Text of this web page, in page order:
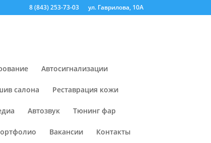
8 (843) 253-73-03 ул. Гаврилова, 10А
Автосигнализации
салона Реставрация кожи
Автозвук Тюнинг фар
Вакансии Контакты